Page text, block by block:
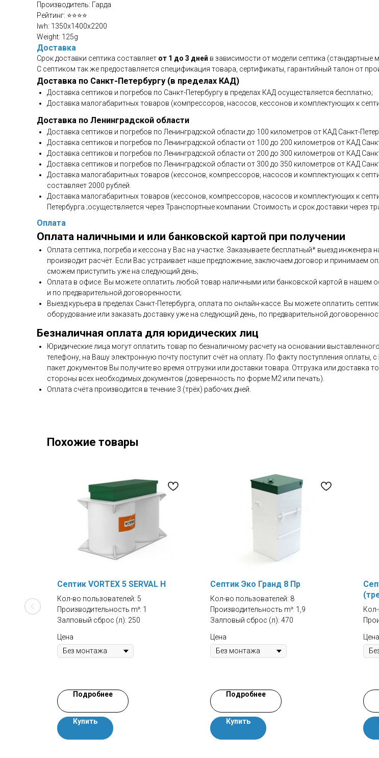
Производитель: Гарда
Рейтинг: ⭐⭐⭐⭐
lwh: 1350x1400x2200
Weight: 125g
Доставка
Срок доставки септика составляет от 1 до 3 дней в зависимости от модели септика (стандартные
С септиком так же предоставляется спецификация товара, сертификаты, гарантийный талон от
Доставка по Санкт-Петербургу (в пределах КАД)
Доставка септиков и погребов по Санкт-Петербургу в пределах КАД осуществляется бесплатно;
Доставка малогабаритных товаров (компрессоров, насосов, кессонов и комплектующих к
Доставка по Ленинградской области
Доставка септиков и погребов по Ленинградской области до 100 километров от КАД Санкт-
Доставка септиков и погребов по Ленинградской области от 100 до 200 километров от КАД
Доставка септиков и погребов по Ленинградской области от 200 до 300 километров от КАД
Доставка септиков и погребов по Ленинградской области от 300 до 350 километров от КАД
Доставка малогабаритных товаров (кессонов, компрессоров, насосов и комплектующих к
составляет 2000 рублей.
Доставка малогабаритных товаров (кессонов, компрессоров, насосов и комплектующих к
Петербурга ;осуществляется через Транспортные компании. Стоимость и срок доставки
Оплата
Оплата наличными и или банковской картой при получении
Оплата септика, погреба и кессона у Вас на участке. Заказываете бесплатный* выезд
производит расчёт. Если Вас устраивает наше предложение, заключаем договор и принимаем
сможем приступить уже на следующий день;
Оплата в офисе. Вы можете оплатить любой товар наличными или банковской картой в нашем
и по предварительной договоренности;
Выезд курьера в пределах Санкт-Петербурга, оплата по онлайн-кассе. Вы можете оплатить
оборудование или заказать доставку уже на следующий день, по предварительной
Безналичная оплата для юридических лиц
Юридические лица могут оплатить товар по безналичному расчету на основании
телефону, на Вашу электронную почту поступит счёт на оплату. По факту поступления оплаты,
пакет документов Вы получите во время отгрузки или доставки товара. Отгрузка или
стороны всех необходимых документов (доверенность по форме М2 или печать).
Оплата счёта производится в течение 3 (трёх) рабочих дней.
Похожие товары
Септик VORTEX 5 SERVAL H
Кол-во пользователей: 5
Производительность m³: 1
Залповый сброс (л): 250
Цена
Подробнее
Купить
Септик Эко Гранд 8 Пр
Кол-во пользователей: 8
Производительность m³: 1,9
Залповый сброс (л): 470
Цена
Подробнее
Купить
Цена